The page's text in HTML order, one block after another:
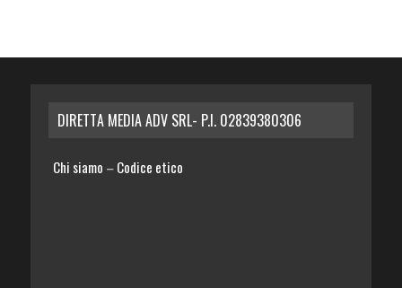
DIRETTA MEDIA ADV SRL- P.I. 02839380306
Chi siamo – Codice etico